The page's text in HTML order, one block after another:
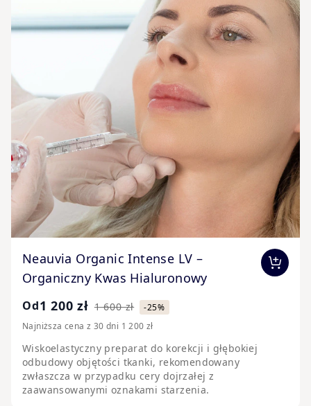
Neauvia Organic Intense LV –
Organiczny Kwas Hialuronowy
The price depends on the options chosen on the
Od1 200 zł 1 600 zł
-25%
Najniższa cena z 30 dni 1 200 zł
Wiskoelastyczny preparat do korekcji i głębokiej
odbudowy objętości tkanki, rekomendowany
zwłaszcza w przypadku cery dojrzałej z
zaawansowanymi oznakami starzenia.